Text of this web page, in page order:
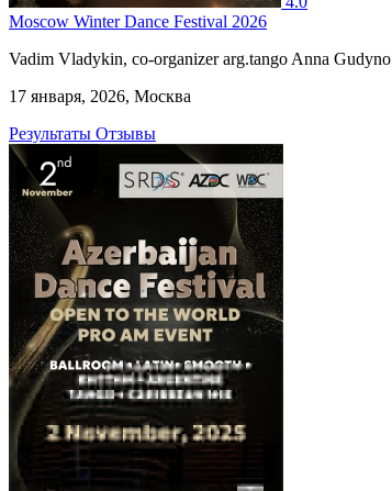
Moscow Winter Dance Festival 2026
Vadim Vladykin, co-organizer arg.tango Anna Gudyno
17 января, 2026, Москва
Результаты Отзывы